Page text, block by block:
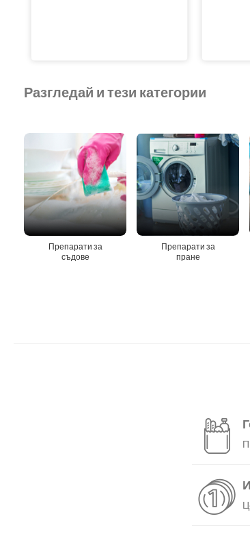
Разгледай и тези категории
Препарати за
съдове
Препарати за
пране